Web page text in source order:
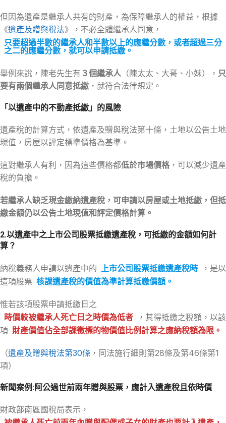
但因為遺產是繼承人共有的財產，為保障繼承人的權益，根據
《遺產及贈與稅法》，不必全體繼承人同意，
只要超過半數的繼承人和半數以上的應繼分數，或者超過三分
之二的應繼分數，就可以申請抵繳。
舉例來說，陳老先生有 ３個繼承人 （陳太太、大哥、小妹）， 只
要有兩個繼承人同意抵繳 ，就符合法律規定。
「以遺產中的不動產抵繳」的風險
遺產稅的計算方式，依遺產及贈與稅法第十條，土地以公告土地
現值，房屋以評定標準價格為基準。
這對繼承人有利，因為這些價格都低於市場價格 ，可以減少遺產
稅的負擔。
若繼承人缺乏現金繳納遺產稅，可申請以房屋或土地抵繳，但抵
繳金額仍以公告土地現值和評定價格計算。
2.以遺產中之上市公司股票抵繳遺產稅，可抵繳的金額如何計
算？
納稅義務人申請以遺產中的 上市公司股票抵繳遺產稅時
，是以
這項股票 核課遺產稅的價值為準計算抵繳價額。
惟若該項股票申請抵繳日之
時價較被繼承人死亡日之時價為低者
，其得抵繳之稅額，以該
項 財產價值佔全部課徵標的物價值比例計算之應納稅額為限。
（遺產及贈與稅法第30條 ，同法施行細則第28條及第46條第1
項）
新聞案例:阿公過世前兩年贈與股票，應計入遺產稅且依時價
財政部南區國稅局表示，